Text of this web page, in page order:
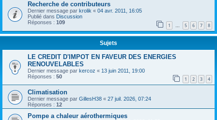
Recherche de contributeurs
Dernier message par krolik « 04 avr. 2011, 16:05
Publié dans Discussion
Réponses : 109 1 … 5 6 7 8
Sujets
LE CREDIT D'IMPOT EN FAVEUR DES ENERGIES
RENOUVELABLES
Dernier message par kercoz « 13 juin 2011, 19:00
Réponses : 50 1 2 3 4
Climatisation
Dernier message par GillesH38 « 27 juil. 2026, 07:24
Réponses : 12
Pompe a chaleur aérothermiques